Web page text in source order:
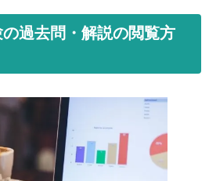
過去問・解説の閲覧方